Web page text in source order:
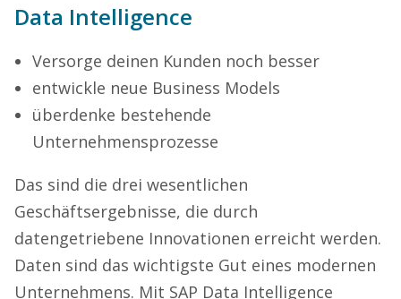
Data Intelligence
Versorge deinen Kunden noch besser
entwickle neue Business Models
überdenke bestehende
Unternehmensprozesse
Das sind die drei wesentlichen
Geschäftsergebnisse, die durch
datengetriebene Innovationen erreicht werden.
Daten sind das wichtigste Gut eines modernen
Unternehmens. Mit SAP Data Intelligence